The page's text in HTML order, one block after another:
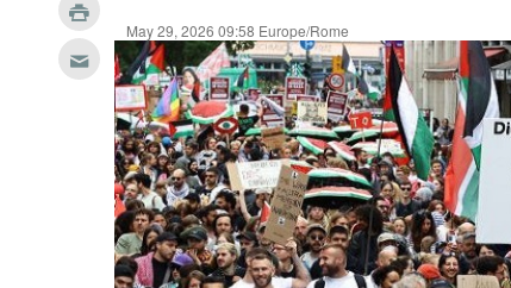
May 29, 2026 09:58 Europe/Rome